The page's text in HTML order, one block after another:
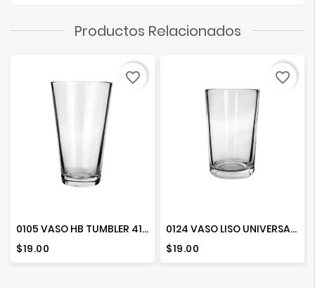
Productos Relacionados
0105 VASO HB TUMBLER 414ML
Precio
$19.00
favorite_border
0124 VASO LISO UNIVERSAL 315 ML.
Precio
$19.00
favorite_border